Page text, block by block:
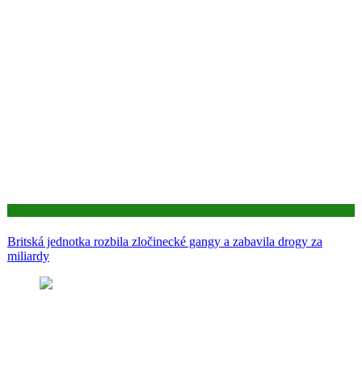
Britská jednotka rozbila zločinecké gangy a zabavila drogy za
miliardy